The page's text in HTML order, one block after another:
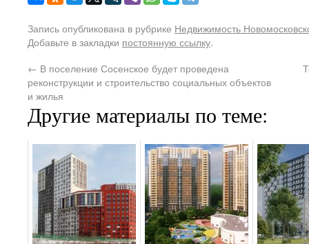
Запись опубликована в рубрике Недвижимость
Добавьте в закладки постоянную ссылку.
← В поселение Сосенское будет проведена
реконструкции и строительство социальных объектов
и жилья
Другие материалы по теме: